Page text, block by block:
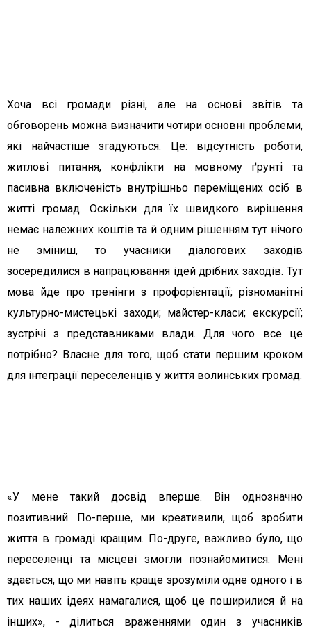
Хоча всі громади різні, але на основі звітів та
обговорень можна визначити чотири основні проблеми,
які найчастіше згадуються. Це: відсутність роботи,
житлові питання, конфлікти на мовному ґрунті та
пасивна включеність внутрішньо переміщених осіб в
житті громад. Оскільки для їх швидкого вирішення
немає належних коштів та й одним рішенням тут нічого
не зміниш, то учасники діалогових заходів
зосередилися в напрацювання ідей дрібних заходів. Тут
мова йде про тренінги з профорієнтації; різноманітні
культурно-мистецькі заходи; майстер-класи; екскурсії;
зустрічі з представниками влади. Для чого все це
потрібно? Власне для того, щоб стати першим кроком
для інтеграції переселенців у життя волинських громад.
«У мене такий досвід вперше. Він однозначно
позитивний. По-перше, ми креативили, щоб зробити
життя в громаді кращим. По-друге, важливо було, що
переселенці та місцеві змогли познайомитися. Мені
здається, що ми навіть краще зрозуміли одне одного і в
тих наших ідеях намагалися, щоб це поширилися й на
інших», - ділиться враженнями один з учасників